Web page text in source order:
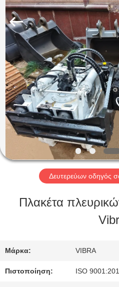
ΣΠΊΤΙ
ΠΡΟΪΌΝΤΑ
VR
ΠΑΡΟΥΣΙΆΣΤΕ
ΠΕΡΊΠΟΥ
ΕΜΕΊΣ
ΓΎΡΟΣ
ΕΡΓΟΣΤΑΣΊΩΝ
Shanghai
Yekun
Construction
Machinery
Ltd..
Rights
Reserved.
Δευτερεύων οδηγός
Πλακέτα
Μάρκα: VIBRA
Πιστοποίηση: ISO